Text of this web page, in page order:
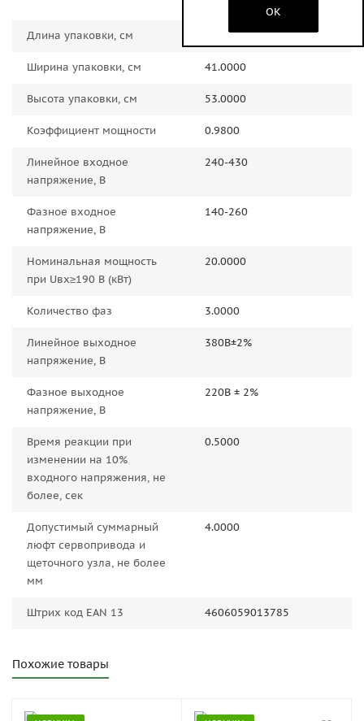
Длина упаковки, см 86.0000
Ширина упаковки, см 41.0000
Высота упаковки, см 53.0000
Коэффициент мощности 0.9800
Линейное входное
напряжение, В
240-430
Фазное входное
напряжение, В
140-260
Номинальная мощность
при Uвх≥190 В (кВт)
20.0000
Количество фаз 3.0000
Линейное выходное
напряжение, В
380В±2%
Фазное выходное
напряжение, В
220В ± 2%
Время реакции при
изменении на 10%
входного напряжения, не
более, сек
0.5000
Допустимый суммарный
люфт сервопривода и
щеточного узла, не более
мм
4.0000
Штрих код EAN 13 4606059013785
Похожие товары
OK